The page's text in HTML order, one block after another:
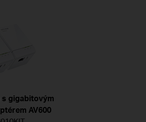
gigabitovým
AV600